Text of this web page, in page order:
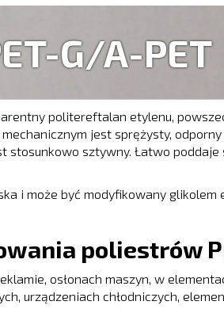
G/A-PET
politereftalan etylenu,
jest sprężysty,
stosunkowo sztywny. Łatwo
i może być modyfikowany glikolem
poliestrów
osłonach maszyn, w
urządzeniach chłodniczych,